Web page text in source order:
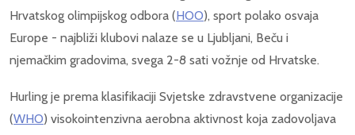
Hrvatskog olimpijskog odbora (HOO), sport polako osvaja
Europe - najbliži klubovi nalaze se u Ljubljani, Beču i
njemačkim gradovima, svega 2-8 sati vožnje od Hrvatske.
Hurling je prema klasifikaciji Svjetske zdravstvene organizacije
(WHO) visokointenzivna aerobna aktivnost koja zadovoljava